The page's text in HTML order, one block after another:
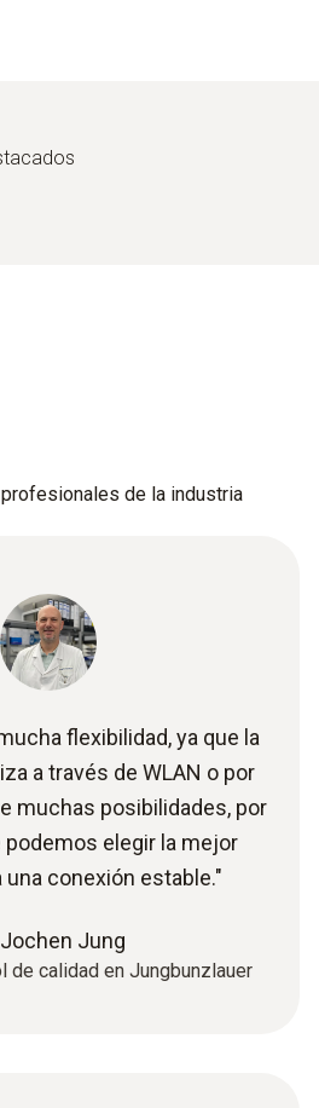
de la industria
flexibilidad, ya que la
a través de WLAN o por
muchas posibilidades, por
podemos elegir la mejor
una conexión estable."
Jochen Jung
de calidad en Jungbunzlauer